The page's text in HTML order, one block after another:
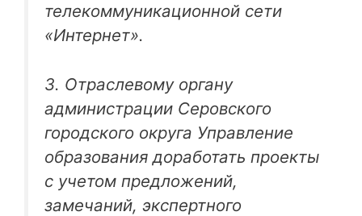
телекоммуникационной сети
«Интернет».
3. Отраслевому органу
администрации Серовского
городского округа Управление
образования доработать проекты
с учетом предложений,
замечаний, экспертного